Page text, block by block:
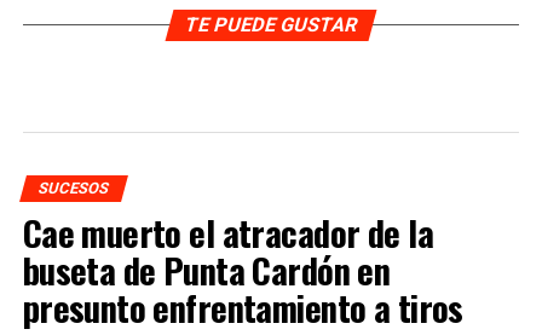
TE PUEDE GUSTAR
SUCESOS
Cae muerto el atracador de la
buseta de Punta Cardón en
presunto enfrentamiento a tiros